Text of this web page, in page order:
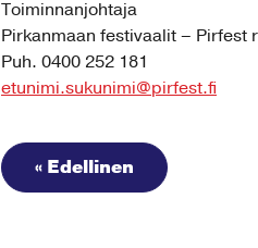
Toiminnanjohtaja
Pirkanmaan festivaalit – Pirfest
Puh. 0400 252 181
etunimi.sukunimi@pirfest.fi
« Edellinen